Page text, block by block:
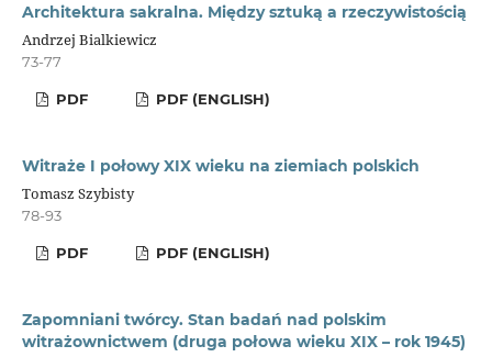
Architektura sakralna. Między sztuką a rzeczywistością
Andrzej Bialkiewicz
73-77
PDF PDF (ENGLISH)
Witraże I połowy XIX wieku na ziemiach polskich
Tomasz Szybisty
78-93
PDF PDF (ENGLISH)
Zapomniani twórcy. Stan badań nad polskim
witrażownictwem (druga połowa wieku XIX – rok 1945)